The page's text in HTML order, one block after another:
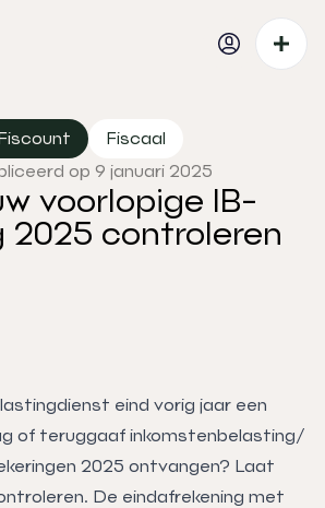
Fiscaal
op 9 januari 2025
voorlopige IB-
2025 controleren
eind vorig jaar een
of teruggaaf inkomstenbelasting/
2025 ontvangen? Laat
De eindafrekening met